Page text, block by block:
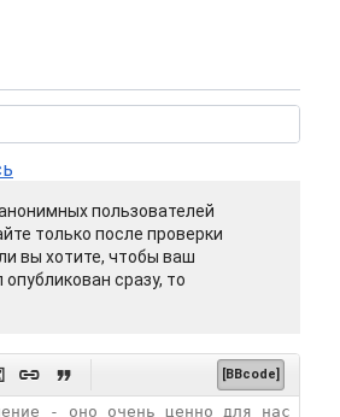
пользователей
только после проверки
вы хотите, чтобы ваш
сразу, то
  [BBcode]